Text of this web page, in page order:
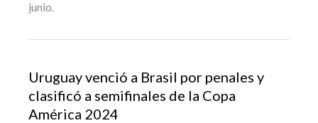
junio.
Uruguay venció a Brasil por penales y
clasificó a semifinales de la Copa
América 2024